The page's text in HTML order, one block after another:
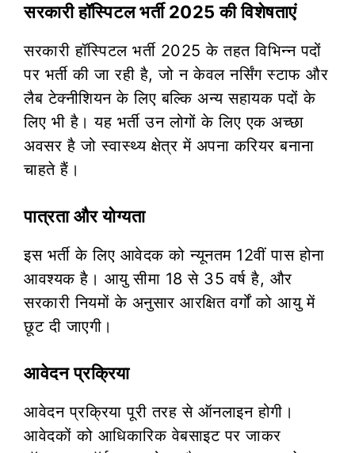
सरकारी हॉस्पिटल भर्ती 2025 की विशेषताएं
सरकारी हॉस्पिटल भर्ती 2025 के तहत विभिन्न पदों
पर भर्ती की जा रही है, जो न केवल नर्सिंग स्टाफ और
लैब टेक्नीशियन के लिए बल्कि अन्य सहायक पदों के
लिए भी है। यह भर्ती उन लोगों के लिए एक अच्छा
अवसर है जो स्वास्थ्य क्षेत्र में अपना करियर बनाना
चाहते हैं।
पात्रता और योग्यता
इस भर्ती के लिए आवेदक को न्यूनतम 12वीं पास होना
आवश्यक है। आयु सीमा 18 से 35 वर्ष है, और
सरकारी नियमों के अनुसार आरक्षित वर्गों को आयु में
छूट दी जाएगी।
आवेदन प्रक्रिया
आवेदन प्रक्रिया पूरी तरह से ऑनलाइन होगी।
आवेदकों को आधिकारिक वेबसाइट पर जाकर